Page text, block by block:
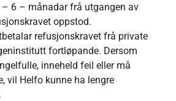
– 6 – månadar frå utgangen av
oppstod.
refusjonskravet frå private
fortløpande. Dersom
inneheld feil eller må
vil Helfo kunne ha lengre